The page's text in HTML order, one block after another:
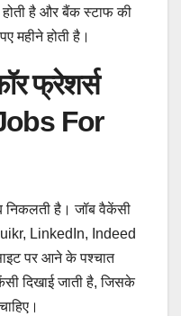
है और बैंक स्टाफ की
महीने होती है।
फ्रेशर्स
For
निकलती है। जॉब वैकेंसी
LinkedIn, Indeed
पर आने के पश्चात
दिखाई जाती है, जिसके